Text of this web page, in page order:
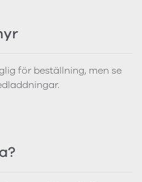
för beställning, men se